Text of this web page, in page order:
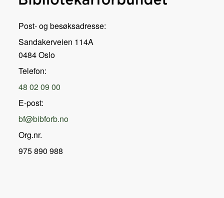
Post- og besøksadresse:
Sandakerveien 114A
0484 Oslo
Telefon:
48 02 09 00
E-post:
bf@bibforb.no
Org.nr.
975 890 988